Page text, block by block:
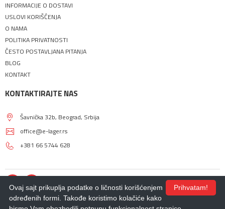
INFORMACIJE O DOSTAVI
USLOVI KORIŠĆENJA
O NAMA
POLITIKA PRIVATNOSTI
ČESTO POSTAVLJANA PITANJA
BLOG
KONTAKT
KONTAKTIRAJTE NAS
Šavnička 32b, Beograd, Srbija
office@e-lager.rs
+381 66 5744 628
Prihvatam!
Ovaj sajt prikuplja podatke o ličnosti korišćenjem
određenih formi. Takođe koristimo kolačiće kako